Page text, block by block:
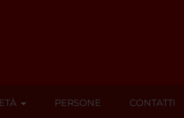
PERSONE CONTATTI